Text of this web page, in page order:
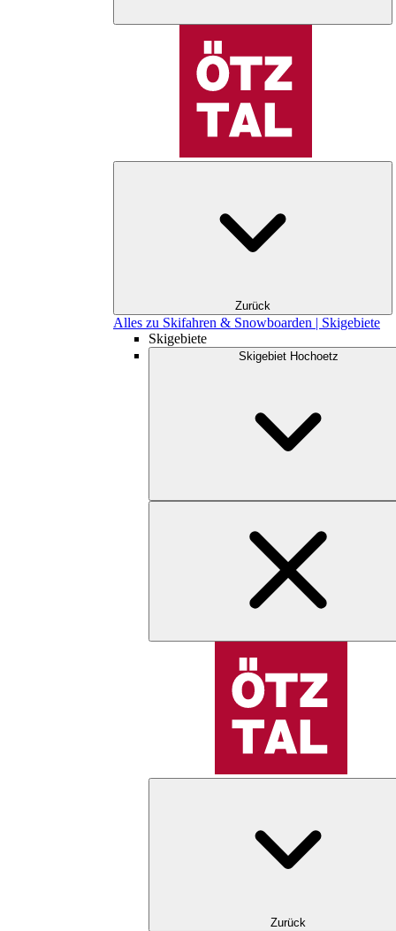
Zurück
Alles zu Skifahren & Snowboarden | Skigebiete
Skigebiete
Skigebiet Hochoetz
Zurück